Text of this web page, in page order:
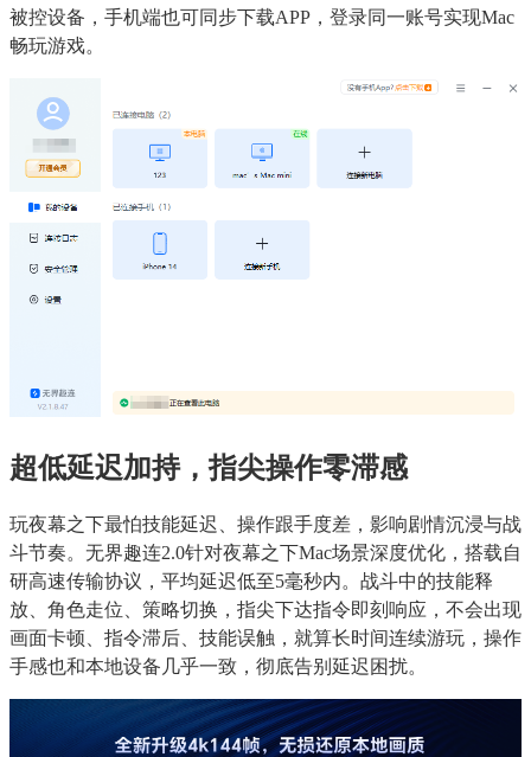
被控设备，手机端也可同步下载APP，登录同一账号实现Mac
畅玩游戏。
超低延迟加持，指尖操作零滞感
玩夜幕之下最怕技能延迟、操作跟手度差，影响剧情沉浸与战
斗节奏。无界趣连2.0针对夜幕之下Mac场景深度优化，搭载自
研高速传输协议，平均延迟低至5毫秒内。战斗中的技能释
放、角色走位、策略切换，指尖下达指令即刻响应，不会出现
画面卡顿、指令滞后、技能误触，就算长时间连续游玩，操作
手感也和本地设备几乎一致，彻底告别延迟困扰。